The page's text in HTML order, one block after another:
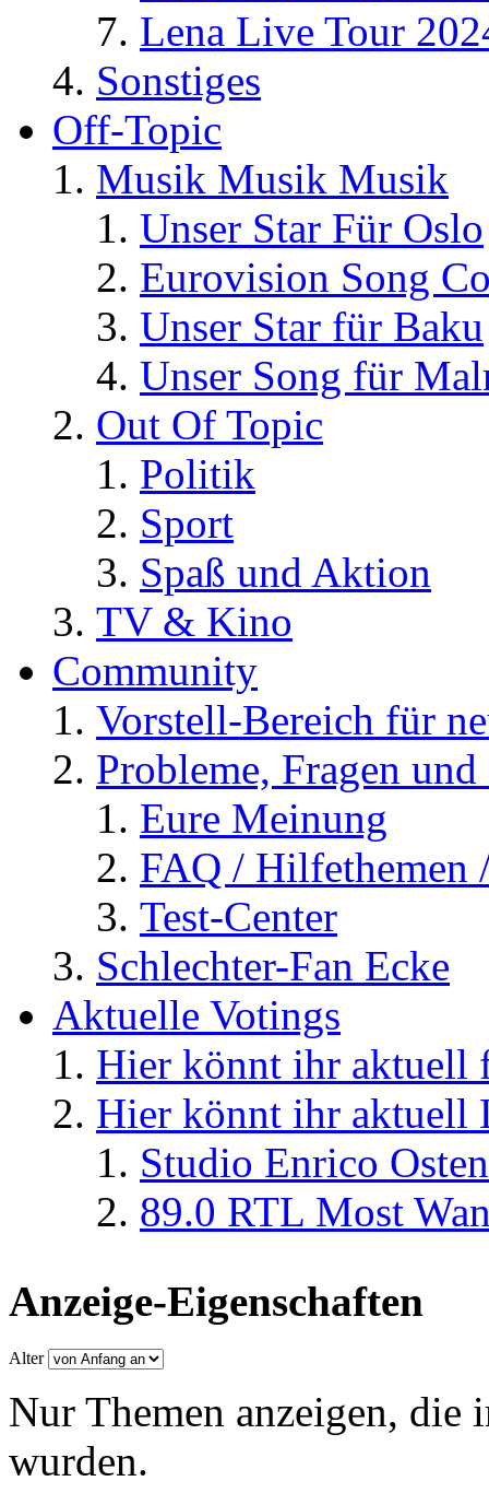
Lena Live Tour
Sonstiges
Off-Topic
Musik Musik Musik
Unser Star Für Oslo
Eurovision Song
Unser Star für Baku
Unser Song für
Out Of Topic
Politik
Sport
Spaß und Aktion
TV & Kino
Community
Vorstell-Bereich für
Probleme, Fragen
Eure Meinung
FAQ / Hilfethemen
Test-Center
Schlechter-Fan Ecke
Aktuelle Votings
Hier könnt ihr aktuell
Hier könnt ihr aktuell
Studio Enrico
89.0 RTL Most
Anzeige-Eigenschaften
Alter
Nur Themen anzeigen, die
wurden.